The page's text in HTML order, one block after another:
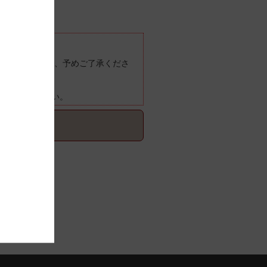
いますので、予めご了承くださ
認ください。
確認ください。